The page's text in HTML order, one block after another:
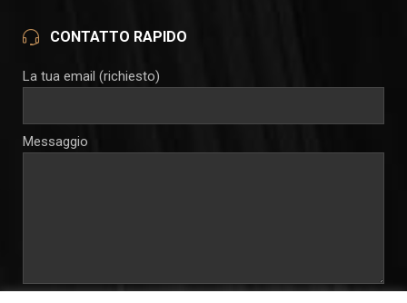
CONTATTO RAPIDO
La tua email (richiesto)
Messaggio